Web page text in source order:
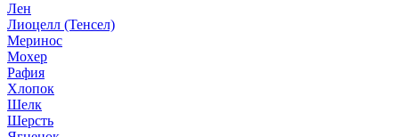
Лен
Лиоцелл (Тенсел)
Меринос
Мохер
Рафия
Хлопок
Шелк
Шерсть